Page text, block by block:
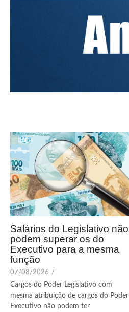
Salários do Legislativo não
podem superar os do
Executivo para a mesma
função
07/08/2026 /
Cargos do Poder Legislativo com
mesma atribuição de cargos do Poder
Executivo não podem ter